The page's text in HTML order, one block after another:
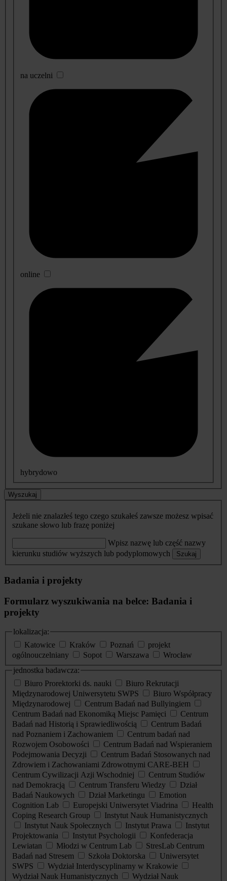
na uczelni
online
hybrydowo
Wyszukaj
Jeżeli nie znalazłeś tego czego szukałeś zawsze możesz wpisać
szukane słowo lub frazę poniżej
Wpisz nazwę lub część nazwy
kierunku studiów wyższych lub podyplomowych
Szukaj
Badania i projekty
Formularz wyszukiwania na belce: Badania i
projekty
lokalizacja:
Katowice
Kraków Poznań
projekt
ogólnouczelniany
Sopot Warszawa
Wrocław
jednostka badawcza:
Biuro Prorektorki ds. nauki
Biuro Rekrutacji
Międzynarodowej Uniwersytetu SWPS
Biuro Współpracy
Międzynarodowej
Centrum Badań nad Bullyingiem
Centrum Badań nad Ekonomiką Miejsc Pamięci
Centrum
Badań nad Historią i Sprawiedliwością
Centrum Badań
nad Poznaniem i Zachowaniem
Centrum badań nad
Rozwojem Osobowości
Centrum Badań nad Wspieraniem
Podejmowania Decyzji
Centrum Badań Stosowanych nad
Zdrowiem i Zachowaniami Zdrowotnymi CARE-BEH
Centrum Cywilizacji Azji Wschodniej
Centrum Studiów
nad Demokracją
Centrum Transferu Wiedzy
Dział
Badań Naukowych
Dział Marketingu
Emotion
Cognition Lab
Europejski Uniwersytet Viadrina
Health
Coping Research Group
Instytut Nauk Humanistycznych
Instytut Nauk Społecznych
Instytut Prawa
Instytut
Projektowania
Instytut Psychologii
Konfederacja
Lewiatan
Młodzi w Centrum Lab
StresLab Centrum
Badań nad Stresem
Szkoła Doktorska
Uniwersytet
SWPS
Wydział Interdyscyplinarny w Krakowie
Wydział Nauk Humanistycznych
Wydział Nauk